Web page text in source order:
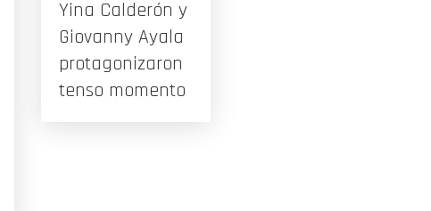
Yina Calderón y
Giovanny Ayala
protagonizaron
tenso momento